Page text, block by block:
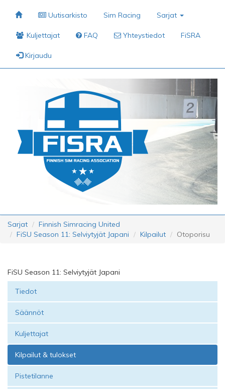
Uutisarkisto Sim Racing Sarjat
Kuljettajat FAQ Yhteystiedot FiSRA
Kirjaudu
Sarjat
Finnish Simracing United
FiSU Season 11: Selviytyjät Japani
Kilpailut Otoporisu
FiSU Season 11: Selviytyjät Japani
Tiedot
Säännöt
Kuljettajat
Kilpailut & tulokset
Pistetilanne